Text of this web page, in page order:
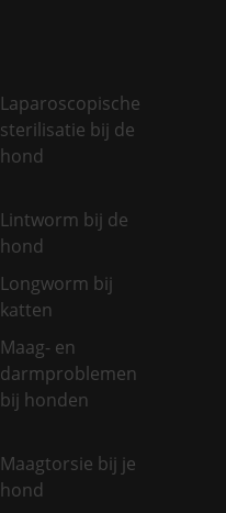
Laparoscopische
sterilisatie bij de
hond
Lintworm bij de
hond
Longworm bij
katten
Maag- en
darmproblemen
bij honden
Maagtorsie bij je
hond